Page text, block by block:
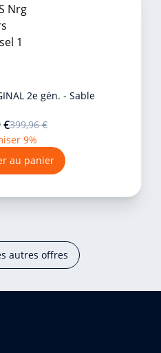
2e gén. - Sable
€399,96 €
9%
au panier
autres offres